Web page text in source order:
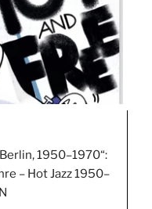
1950–1970“:
– Hot Jazz 1950–